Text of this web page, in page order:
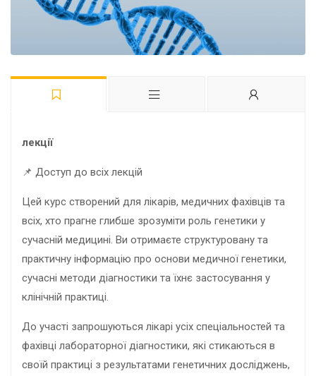
лекції
📌 Доступ до всіх лекцій
Цей курс створений для лікарів, медичних фахівців та
всіх, хто прагне глибше зрозуміти роль генетики у
сучасній медицині. Ви отримаєте структуровану та
практичну інформацію про основи медичної генетики,
сучасні методи діагностики та їхнє застосування у
клінічній практиці.
До участі запрошуються лікарі усіх спеціальностей та
фахівці лабораторної діагностики, які стикаються в
своїй практиці з результатами генетичних досліджень,